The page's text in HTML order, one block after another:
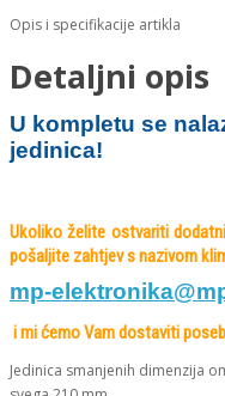
Opis i specifikacije artikla
Detaljni opis
U kompletu se
jedinica!
Ukoliko želite ostvariti
pošaljite zahtjev s nazivom
mp-
i mi ćemo Vam dostaviti
Jedinica smanjenih dimenzija